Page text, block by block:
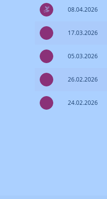
08.04.2026
17.03.2026
05.03.2026
26.02.2026
24.02.2026